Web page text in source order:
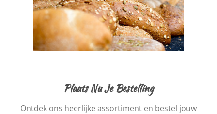
Plaats Nu Je Bestelling
Ontdek ons heerlijke assortiment en bestel jouw